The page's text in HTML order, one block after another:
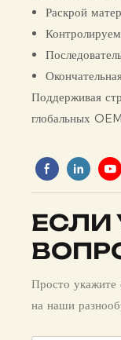
Раскрой
Поддерживая
глобальных
ЕСЛИ
Просто укажите
на наши